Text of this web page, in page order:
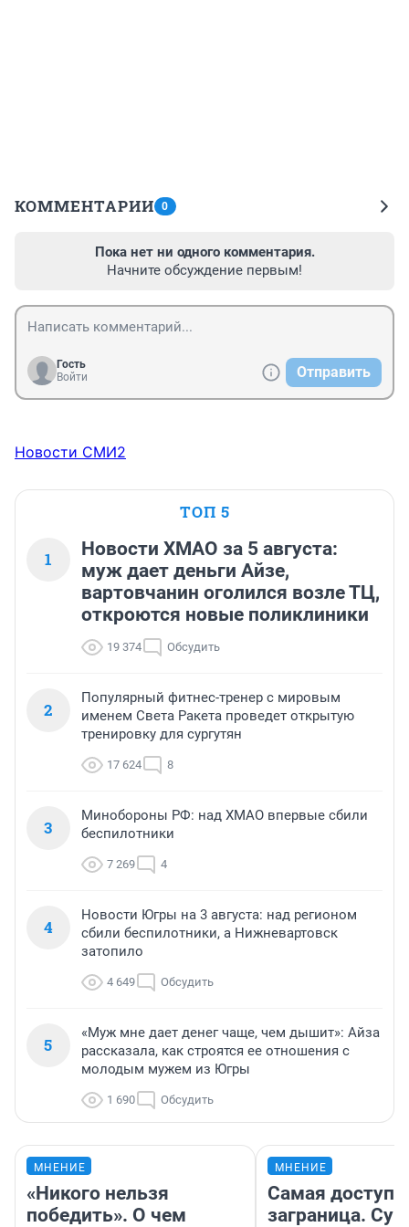
КОММЕНТАРИИ 0
Пока нет ни одного комментария.
Начните обсуждение первым!
Гость
Войти
Отправить
Новости СМИ2
ТОП 5
1
Новости ХМАО за 5 августа:
муж дает деньги Айзе,
вартовчанин оголился возле ТЦ,
откроются новые поликлиники
19 374 Обсудить
2
Популярный фитнес-тренер с мировым
именем Света Ракета проведет открытую
тренировку для сургутян
17 624 8
3
Минобороны РФ: над ХМАО впервые сбили
беспилотники
7 269 4
4
Новости Югры на 3 августа: над регионом
сбили беспилотники, а Нижневартовск
затопило
4 649 Обсудить
5
«Муж мне дает денег чаще, чем дышит»: Айза
рассказала, как строятся ее отношения с
молодым мужем из Югры
1 690 Обсудить
МНЕНИЕ
«Никого нельзя
победить». О чем
МНЕНИЕ
Самая
заграница.